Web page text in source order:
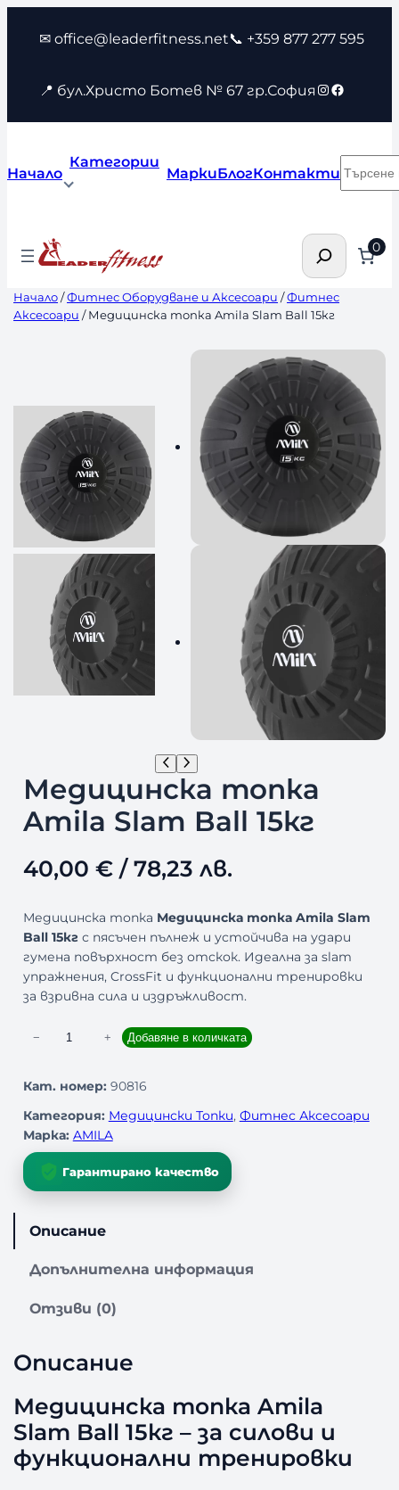
съдържанието
✉ office@leaderfitness.net📞 +359 877 277 595
📍 бул.Христо Ботев № 67 гр.София Instagram
Facebook
Начало
Категории
МаркиБлогКонтакти
Търсене 0
Начало/Фитнес Оборудване и Аксесоари /Фитнес
Аксесоари / Медицинска топка Amila Slam Ball 15кг
Медицинска топка
Amila Slam Ball 15кг
40,00 €/ 78,23 лв.
Медицинска топка Медицинска топка Amila Slam
Ball 15кг с пясъчен пълнеж и устойчива на удари
гумена повърхност без отскок. Идеална за slam
упражнения, CrossFit и функционални тренировки
за взривна сила и издръжливост.
л
ч
е
с
т
М
д
ц
и
с
к
а
т
− + Добавяне в количката
Кат. номер: 90816
Категория: Медицински Топки, Фитнес Аксесоари
Марка: AMILA
Гарантирано качество
Описание
Допълнителна информация
Отзиви (0)
Описание
Медицинска топка Amila
Slam Ball 15кг – за силови и
функционални тренировки